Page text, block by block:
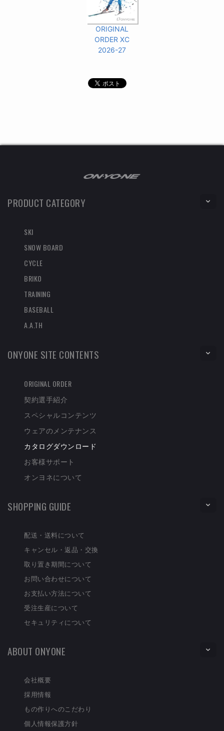
ORIGINAL
ORDER XC
2026-27
PRODUCT CATEGORY
SKI
SNOW BOARD
CYCLE
BRIKO
TRAINING
BASEBALL
A.A.TH
ONYONE SITE CONTENTS
ORIGINAL ORDER
契約選手紹介
スペシャルコンテンツ
ウェアのメンテナンス
カタログダウンロード
お客様サポート
オンヨネについて
SHOPPING GUIDE
配送・送料について
キャンセル・返品・交換
取り置き期間について
お問い合わせについて
お支払い方法について
受注生産について
セキュリティについて
ABOUT ONYONE
会社概要
採用情報
もの作りへのこだわり
個人情報保護方針